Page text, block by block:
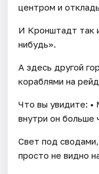
центром и
И Кронштадт так
нибудь».
А здесь другой
кораблями на
Что вы увидите:
внутри он больше
Свет под
просто не видно